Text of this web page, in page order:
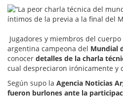
Jugadores y miembros del
argentina campeona del Mundial
conocer detalles de la charla
cual despreciaron irónicamente y
Según supo la Agencia Noticias
fueron burlones ante la